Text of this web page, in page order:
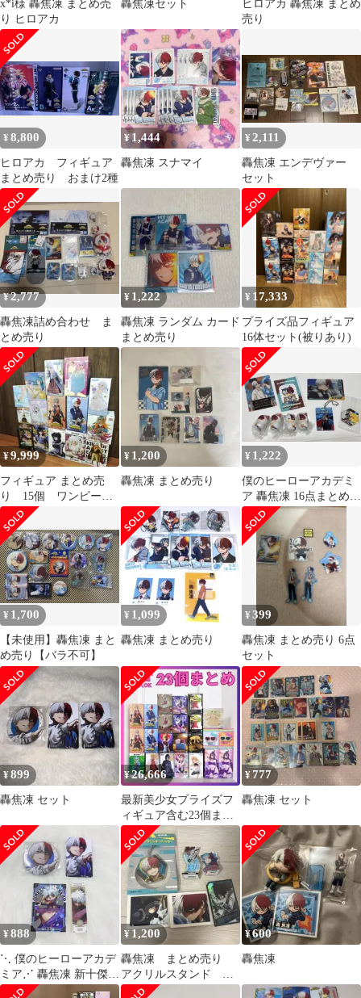
x*i様 轟焦凍 まとめ売
り ヒロアカ
轟焦凍セット
ヒロアカ 轟焦凍 まとめ
売り
¥8,800
ヒロアカ フィギュア
まとめ売り おまけ2種
¥1,444
轟焦凍 スナマイ
¥ 2,111
轟焦凍 エンデヴァー
セット
¥2,777
轟焦凍詰め合わせ ま
とめ売り
¥ 1,222
轟焦凍 ランダム カード
まとめ売り
¥ 17,333
プライズ品フィギュア
16体セット(被りあり)
¥9,999
フィギュア まとめ売
り 15個 ワンピー
ス ヒロアカ ドラゴ
ンボール 他
¥ 1,200
轟焦凍 まとめ売り
¥ 1,222
僕のヒーローアカデミ
ア 轟焦凍 16点まとめ売
り 2ページ目以降あり
¥ 1,700
【未使用】轟焦凍 まと
め売り【バラ不可】
¥ 1,099
轟焦凍 まとめ売り
¥399
轟焦凍 まとめ売り 6点
セット
¥899
轟焦凍 セット
¥26,666
最新美少女プライズフ
ィギュア含む23個まと
め
¥777
轟焦凍 セット
¥888
⋱ 僕のヒーローアカデ
ミア⋰ 轟焦凍 新十傑
セット売り
¥1,200
轟焦凍 まとめ売り
アクリルスタンド ア
クリルキーホルダー
¥600
轟焦凍